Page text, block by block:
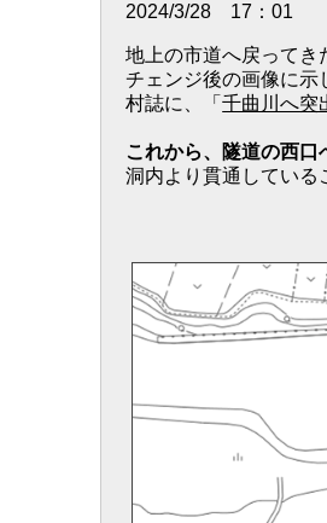
2024/3/28 17：01
地上の市道へ戻ってき
チェンジ後の画像に示
村誌に、「千曲川へ突
これから、隧道の西口
洞内より貫通している